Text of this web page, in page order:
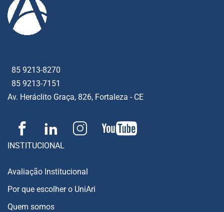
85 9213-8270
85 9213-7151
Av. Heráclito Graça, 826, Fortaleza - CE
INSTITUCIONAL
Avaliação Institucional
Por que escolher o UniAri
Quem somos